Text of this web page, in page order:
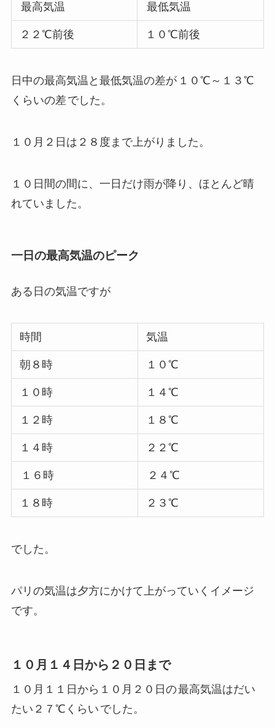
最高気温 最低気温
２２℃前後 １０℃前後
日中の最高気温と最低気温の差が １０℃～１３℃
くらいの差 でした。
１０月２日は２８度まで上がりました。
１０日間の間に、一日だけ雨が降り、ほとんど晴
れていました。
一日の最高気温のピーク
ある日の気温ですが
時間 気温
朝８時 １０℃
１０時 １４℃
１２時 １８℃
１４時 ２２℃
１６時 ２４℃
１８時 ２３℃
でした。
パリの気温は夕方にかけて上がっていくイメージ
です。
１０月１４日から２０日まで
１０月１１日から１０月２０日の最高気温はだい
たい２７℃くらい でした。